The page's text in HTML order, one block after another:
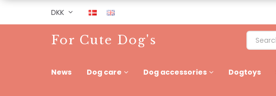
DKK
For Cute Dog's
News Dog care Dog accessories Dogtoys